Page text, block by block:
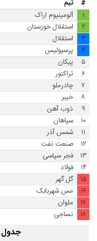
# تیم
۱
آلومینیوم اراک
۲
استقلال خوزستان
۳
استقلال
۴
پرسپولیس
۵
پیکان
۶
تراکتور
۷
چادرملو
۸
خیبر
۹
ذوب آهن
۱۰
سپاهان
۱۱
شمس آذر
۱۲
صنعت نفت
۱۳
فجر سپاسی
۱۴
فولاد
۱۵
گل گهر
۱۶
مس شهربابک
۱۷
ملوان
۱۸
نساجی
جدول